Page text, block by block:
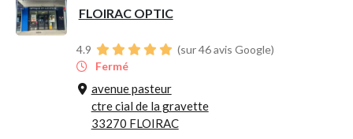
FLOIRAC OPTIC
4.9
(sur 46 avis Google)
Fermé
avenue pasteur
ctre cial de la gravette
33270 FLOIRAC